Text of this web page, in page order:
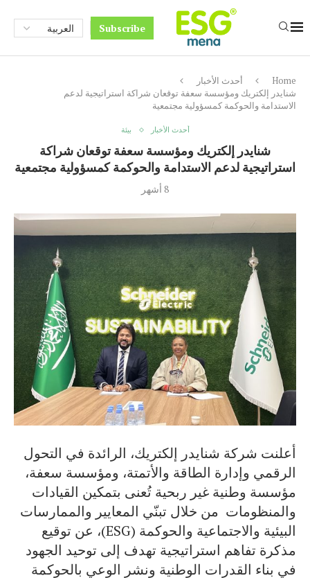
Subscribe
Home
أحدث الأخبار
شنايدر إلكتريك ومؤسسة سعفة توقعان شراكة استراتيجية لدعم
الاستدامة والحوكمة كمسؤولية مجتمعية
أحدث الأخبار بيئة
شنايدر إلكتريك ومؤسسة سعفة توقعان شراكة
استراتيجية لدعم الاستدامة والحوكمة كمسؤولية مجتمعية
8 أشهر
أعلنت شركة شنايدر إلكتريك، الرائدة في التحول
الرقمي وإدارة الطاقة والأتمتة، ومؤسسة سعفة،
مؤسسة وطنية غير ربحية تُعنى بتمكين القيادات
والمنظومات من خلال تبنّي المعايير والممارسات
البيئية والاجتماعية والحوكمة (ESG)، عن توقيع
مذكرة تفاهم استراتيجية تهدف إلى توحيد الجهود
في بناء القدرات الوطنية ونشر الوعي بالحوكمة